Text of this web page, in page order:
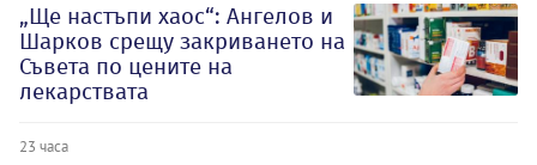
„Ще настъпи хаос“: Ангелов и
Шарков срещу закриването на
Съвета по цените на
лекарствата
23 часа